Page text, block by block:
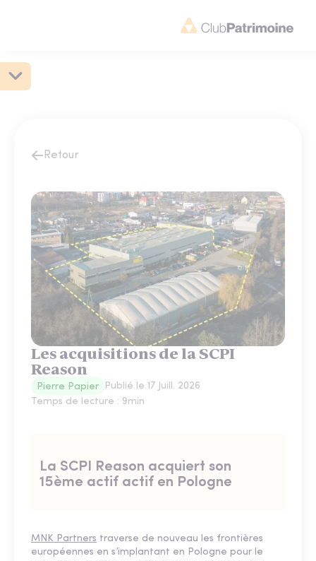
Retour
Les acquisitions de la SCPI
Reason
Pierre Papier Publié le 17 Juill. 2026
Temps de lecture : 9min
La SCPI Reason acquiert son
15ème actif actif en Pologne
MNK Partners traverse de nouveau les frontières
européennes en s’implantant en Pologne pour le